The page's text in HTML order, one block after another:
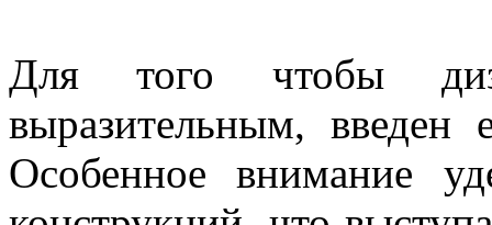
Для того чтобы
выразительным, введен
Особенное внимание